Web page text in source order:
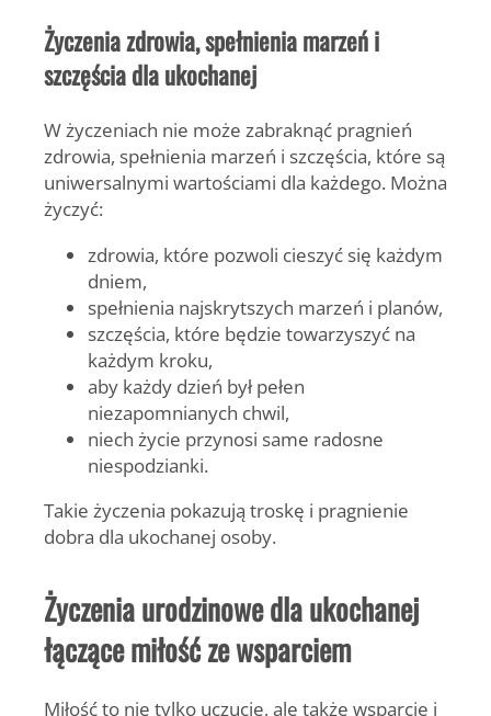
Życzenia zdrowia, spełnienia marzeń i
szczęścia dla ukochanej
W życzeniach nie może zabraknąć pragnień
zdrowia, spełnienia marzeń i szczęścia, które są
uniwersalnymi wartościami dla każdego. Można
życzyć:
zdrowia, które pozwoli cieszyć się każdym
dniem,
spełnienia najskrytszych marzeń i planów,
szczęścia, które będzie towarzyszyć na
każdym kroku,
aby każdy dzień był pełen
niezapomnianych chwil,
niech życie przynosi same radosne
niespodzianki.
Takie życzenia pokazują troskę i pragnienie
dobra dla ukochanej osoby.
Życzenia urodzinowe dla ukochanej
łączące miłość ze wsparciem
Miłość to nie tylko uczucie, ale także wsparcie i